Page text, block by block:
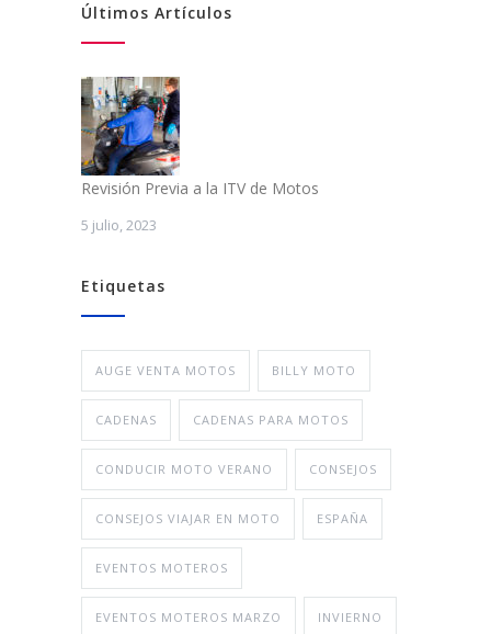
Últimos Artículos
Revisión Previa a la ITV de Motos
5 julio, 2023
Etiquetas
AUGE VENTA MOTOS BILLY MOTO
CADENAS CADENAS PARA MOTOS
CONDUCIR MOTO VERANO CONSEJOS
CONSEJOS VIAJAR EN MOTO ESPAÑA
EVENTOS MOTEROS
EVENTOS MOTEROS MARZO INVIERNO